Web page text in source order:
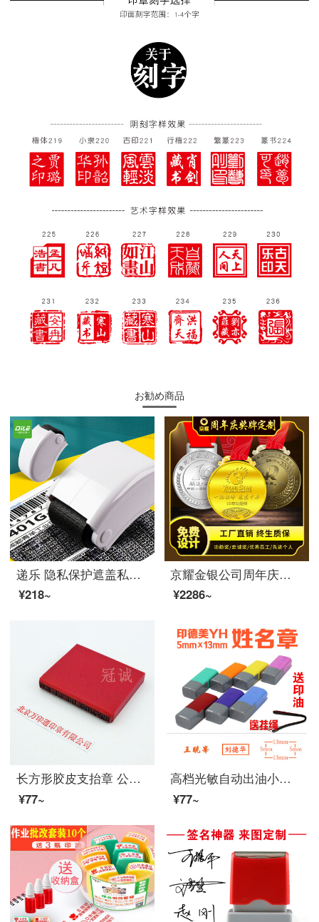
お勧め商品
递乐 隐私保护遮盖私人合同文件资料涂抹滚轮乱码保密印章 2746白色 +1瓶黑色印油
¥218~
京耀金银公司周年庆纪念奖牌定制企业奖励纪念礼品纯银奖章定做入职周年纪念章功勋奖章定做 纯银周年庆奖牌定制定金
¥2286~
长方形胶皮支抬章 公司名称章 账号背书章 刻章 进账单条形章 委托收款章 印章制作
¥77~
高档光敏自动出油小扁章 印章名字姓名印章定制刻数字护士小扁万次光敏印章签名银行私章戳
¥77~